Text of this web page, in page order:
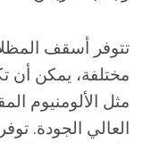
تتوفر أسقف
مختلفة، يمكن أن
مثل الألومنيوم
العالي الجودة.